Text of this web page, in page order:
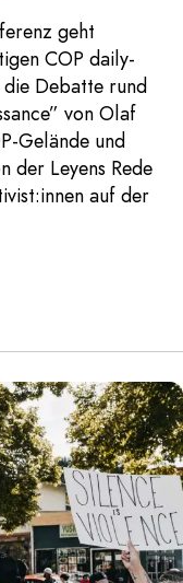
geht
COP daily-
Debatte rund
von Olaf
Gelände und
der Leyens Rede
auf der